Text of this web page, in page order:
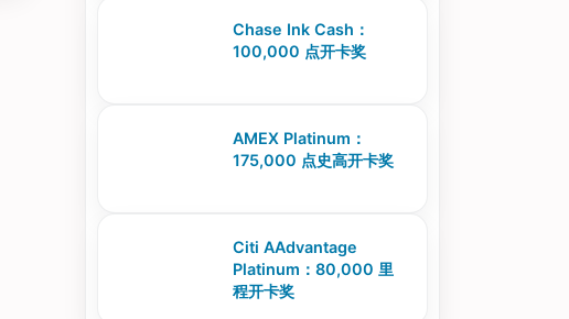
Chase Ink Cash：
100,000 点开卡奖
AMEX Platinum：
175,000 点史高开卡奖
Citi AAdvantage
Platinum：80,000 里
程开卡奖